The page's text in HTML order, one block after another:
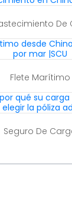
De
Flete Marítimo
Seguro De